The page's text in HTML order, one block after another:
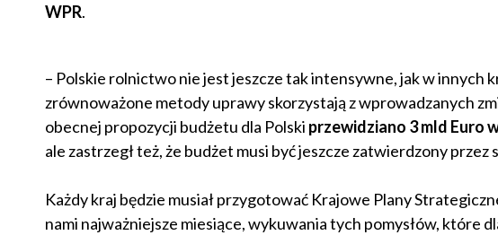
WPR.
– Polskie rolnictwo nie jest jeszcze tak intensywne, jak w innych
zrównoważone metody uprawy skorzystają z wprowadzanych
obecnej propozycji budżetu dla Polski przewidziano 3 mld Euro
ale zastrzegł też, że budżet musi być jeszcze zatwierdzony
Każdy kraj będzie musiał przygotować Krajowe Plany
nami najważniejsze miesiące, wykuwania tych pomysłów, które